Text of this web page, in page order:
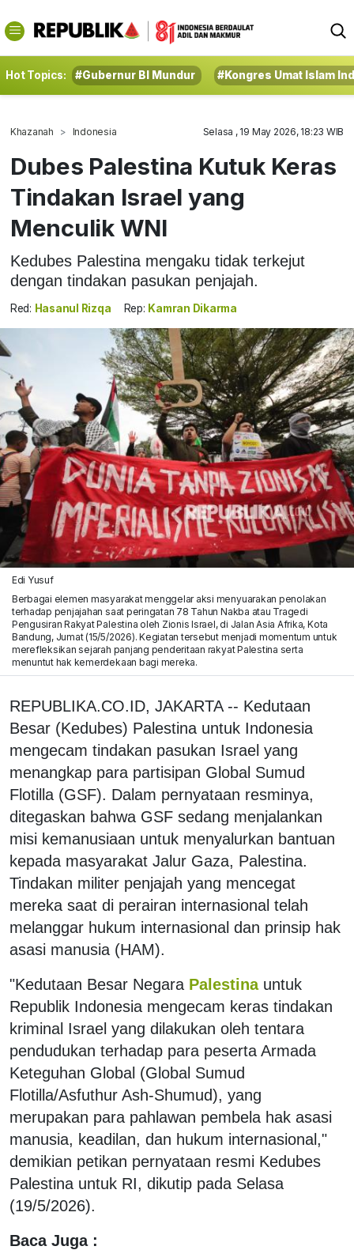
Hot Topics: #Gubernur BI Mundur #Kongres Umat Islam
Khazanah Indonesia Selasa , 19 May 2026, 18:23 WIB
Dubes Palestina Kutuk Keras
Tindakan Israel yang
Menculik WNI
Kedubes Palestina mengaku tidak terkejut
dengan tindakan pasukan penjajah.
Red: Hasanul Rizqa Rep: Kamran Dikarma
Edi Yusuf
Berbagai elemen masyarakat menggelar aksi menyuarakan penolakan
terhadap penjajahan saat peringatan 78 Tahun Nakba atau Tragedi
Pengusiran Rakyat Palestina oleh Zionis Israel, di Jalan Asia Afrika, Kota
Bandung, Jumat (15/5/2026). Kegiatan tersebut menjadi momentum untuk
merefleksikan sejarah panjang penderitaan rakyat Palestina serta
menuntut hak kemerdekaan bagi mereka.
REPUBLIKA.CO.ID, JAKARTA -- Kedutaan
Besar (Kedubes) Palestina untuk Indonesia
mengecam tindakan pasukan Israel yang
menangkap para partisipan Global Sumud
Flotilla (GSF). Dalam pernyataan resminya,
ditegaskan bahwa GSF sedang menjalankan
misi kemanusiaan untuk menyalurkan bantuan
kepada masyarakat Jalur Gaza, Palestina.
Tindakan militer penjajah yang mencegat
mereka saat di perairan internasional telah
melanggar hukum internasional dan prinsip hak
asasi manusia (HAM).
"Kedutaan Besar Negara Palestina untuk
Republik Indonesia mengecam keras tindakan
kriminal Israel yang dilakukan oleh tentara
pendudukan terhadap para peserta Armada
Keteguhan Global (Global Sumud
Flotilla/Asfuthur Ash-Shumud), yang
merupakan para pahlawan pembela hak asasi
manusia, keadilan, dan hukum internasional,"
demikian petikan pernyataan resmi Kedubes
Palestina untuk RI, dikutip pada Selasa
(19/5/2026).
Baca Juga :